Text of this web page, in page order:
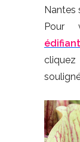
Nantes
Pour